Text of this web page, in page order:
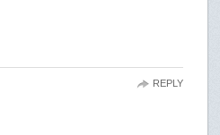
REPLY